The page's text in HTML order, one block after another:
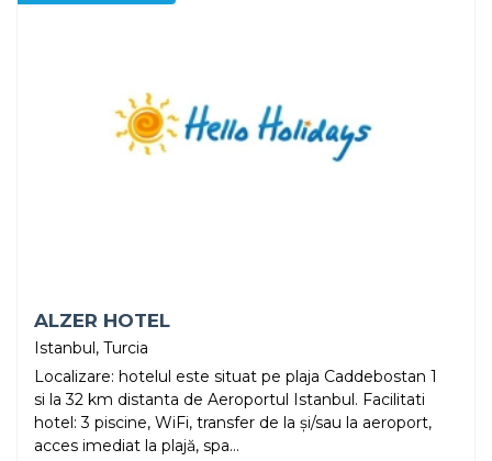
ALZER HOTEL
Istanbul, Turcia
Localizare: hotelul este situat pe plaja Caddebostan 1
si la 32 km distanta de Aeroportul Istanbul. Facilitati
hotel: 3 piscine, WiFi, transfer de la și/sau la aeroport,
acces imediat la plajă, spa...